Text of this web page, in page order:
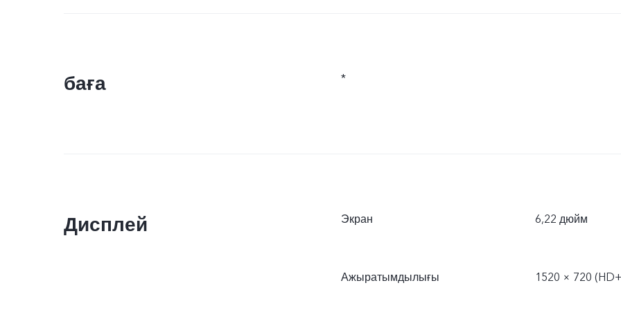
баға *
Дисплей Экран 6,22 дюйм
Ажыратымдылығы 1520 × 720